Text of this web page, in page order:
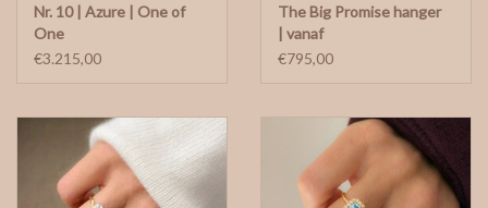
Nr. 10 | Azure | One of
One
€3.215,00
The Big Promise hanger
| vanaf
€795,00